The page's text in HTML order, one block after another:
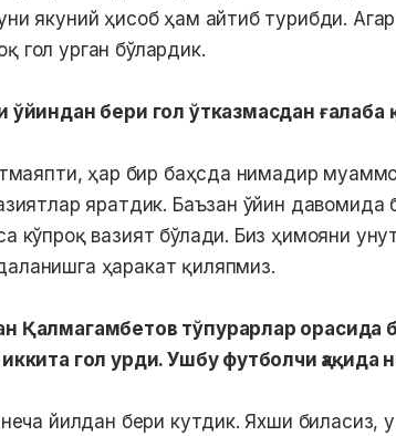
якуний ҳисоб ҳам айтиб турибди.
гол урган бўлардик.
ўйиндан бери гол ўтказмасдан ғалаба
ҳар бир баҳсда нимадир
яратдик. Баъзан ўйин давомида
кўпроқ вазият бўлади. Биз ҳимояни
ҳаракат қиляпмиз.
Қалмагамбетов тўпурарлар орасида
гол урди. Ушбу футболчи ҳақида
йилдан бери кутдик. Яхши биласиз,